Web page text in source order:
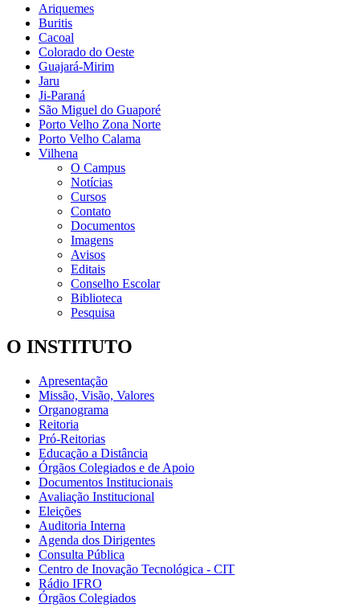
Ariquemes
Buritis
Cacoal
Colorado do Oeste
Guajará-Mirim
Jaru
Ji-Paraná
São Miguel do Guaporé
Porto Velho Zona Norte
Porto Velho Calama
Vilhena
O Campus
Notícias
Cursos
Contato
Documentos
Imagens
Avisos
Editais
Conselho Escolar
Biblioteca
Pesquisa
O INSTITUTO
Apresentação
Missão, Visão, Valores
Organograma
Reitoria
Pró-Reitorias
Educação a Distância
Órgãos Colegiados e de Apoio
Documentos Institucionais
Avaliação Institucional
Eleições
Auditoria Interna
Agenda dos Dirigentes
Consulta Pública
Centro de Inovação Tecnológica - CIT
Rádio IFRO
Órgãos Colegiados